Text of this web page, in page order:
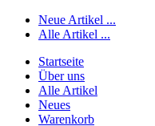
Neue Artikel ...
Alle Artikel ...
Startseite
Über uns
Alle Artikel
Neues
Warenkorb